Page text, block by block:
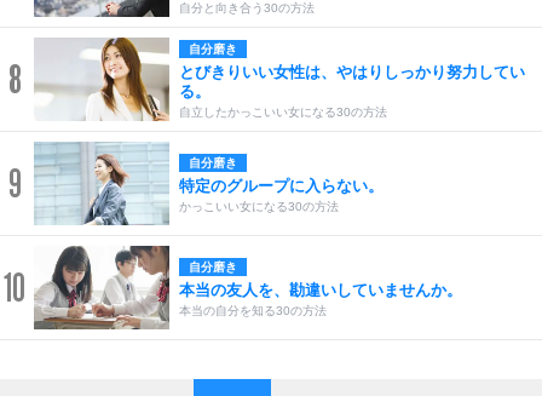
自分と向き合う30の方法
8
自分磨き
とびきりいい女性は、やはりしっかり努力してい
る。
自立したかっこいい女になる30の方法
9 自分磨き
特定のグループに入らない。
かっこいい女になる30の方法
10 自分磨き
本当の友人を、勘違いしていませんか。
本当の自分を知る30の方法